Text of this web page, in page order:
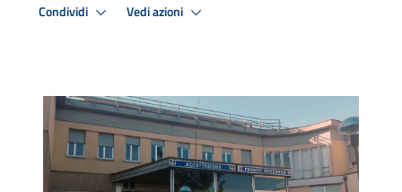
Condividi Vedi azioni